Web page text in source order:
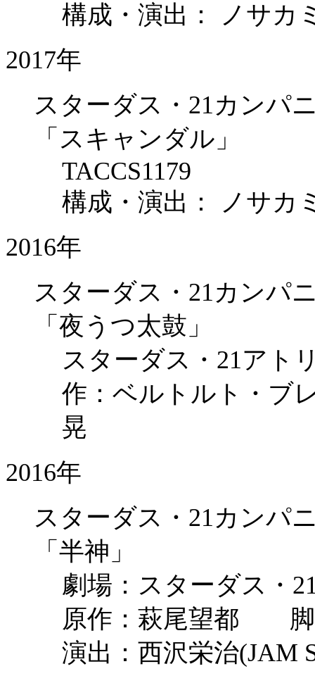
構成・演出： ノサカ
2017年
スターダス・21カンパ
「スキャンダル」
TACCS1179
構成・演出： ノサカ
2016年
スターダス・21カンパ
「夜うつ太鼓」
スターダス・21アト
作：ベルトルト・
晃
2016年
スターダス・21カンパ
「半神」
劇場：スターダス・
原作：萩尾望都 脚
演出：西沢栄治(JAM